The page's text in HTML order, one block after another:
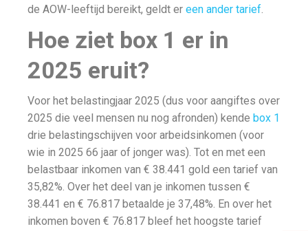
de AOW-leeftijd bereikt, geldt er een ander tarief.
Hoe ziet box 1 er in
2025 eruit?
Voor het belastingjaar 2025 (dus voor aangiftes over
2025 die veel mensen nu nog afronden) kende box 1
drie belastingschijven voor arbeidsinkomen (voor
wie in 2025 66 jaar of jonger was). Tot en met een
belastbaar inkomen van € 38.441 gold een tarief van
35,82%. Over het deel van je inkomen tussen €
38.441 en € 76.817 betaalde je 37,48%. En over het
inkomen boven € 76.817 bleef het hoogste tarief